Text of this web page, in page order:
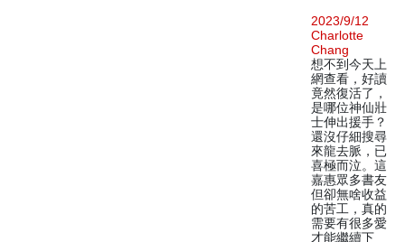
2023/9/12
Charlotte
Chang
想不到今天上
網查看，好讀
竟然復活了，
是哪位神仙壯
士伸出援手？
還沒仔細搜尋
來龍去脈，已
喜極而泣。這
嘉惠眾多書友
但卻無啥收益
的苦工，真的
需要有很多愛
才能繼續下